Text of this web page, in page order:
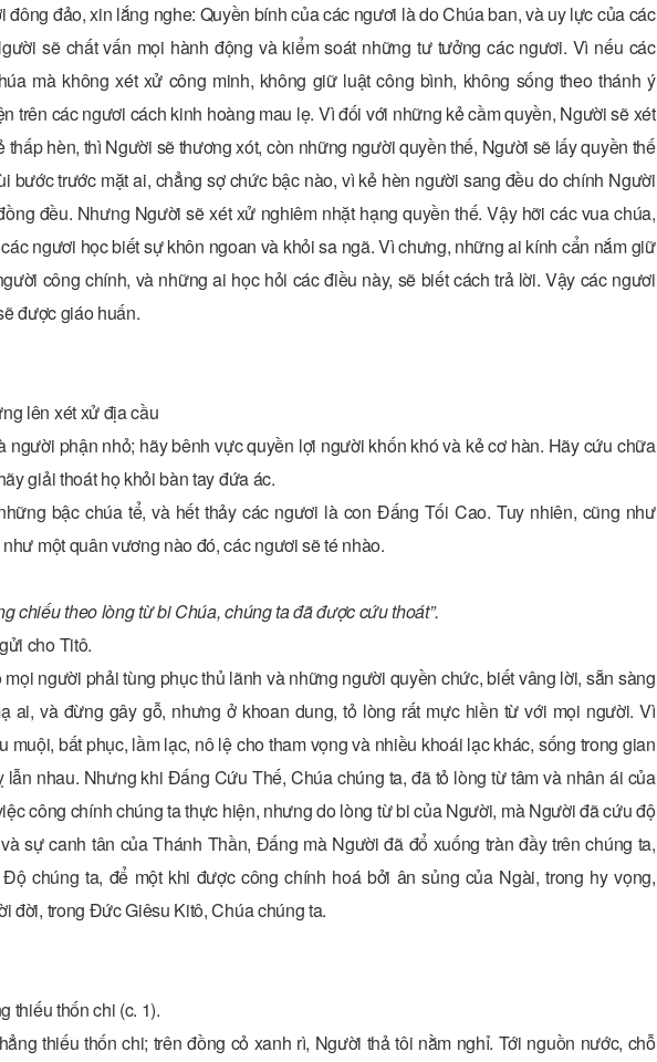
đảo, xin lắng nghe: Quyền bính của các ngươi là do Chúa ban, và uy lực của các
sẽ chất vấn mọi hành động và kiểm soát những tư tưởng các ngươi. Vì nếu các
mà không xét xử công minh, không giữ luật công bình, không sống theo thánh ý
trên các ngươi cách kinh hoàng mau lẹ. Vì đối với những kẻ cầm quyền, Người sẽ xét
hèn, thì Người sẽ thương xót, còn những người quyền thế, Người sẽ lấy quyền thế
bước trước mặt ai, chẳng sợ chức bậc nào, vì kẻ hèn người sang đều do chính Người
đều. Nhưng Người sẽ xét xử nghiêm nhặt hạng quyền thế. Vậy hỡi các vua chúa,
ngươi học biết sự khôn ngoan và khỏi sa ngã. Vì chưng, những ai kính cẩn nắm giữ
công chính, và những ai học hỏi các điều này, sẽ biết cách trả lời. Vậy các ngươi
được giáo huấn.
lên xét xử địa cầu
người phận nhỏ; hãy bênh vực quyền lợi người khốn khó và kẻ cơ hàn. Hãy cứu chữa
giải thoát họ khỏi bàn tay đứa ác.
bậc chúa tể, và hết thảy các ngươi là con Ðấng Tối Cao. Tuy nhiên, cũng như
một quân vương nào đó, các ngươi sẽ té nhào.
chiếu theo lòng từ bi Chúa, chúng ta đã được cứu thoát”.
cho Titô.
người phải tùng phục thủ lãnh và những người quyền chức, biết vâng lời, sẵn sàng
ai, và đừng gây gỗ, nhưng ở khoan dung, tỏ lòng rất mực hiền từ với mọi người. Vì
muội, bất phục, lầm lạc, nô lệ cho tham vọng và nhiều khoái lạc khác, sống trong gian
lẫn nhau. Nhưng khi Ðấng Cứu Thế, Chúa chúng ta, đã tỏ lòng từ tâm và nhân ái của
công chính chúng ta thực hiện, nhưng do lòng từ bi của Người, mà Người đã cứu độ
sự canh tân của Thánh Thần, Ðấng mà Người đã đổ xuống tràn đầy trên chúng ta,
chúng ta, để một khi được công chính hoá bởi ân sủng của Ngài, trong hy vọng,
đời, trong Ðức Giêsu Kitô, Chúa chúng ta.
thiếu thốn chi (c. 1).
thiếu thốn chi; trên đồng cỏ xanh rì, Người thả tôi nằm nghỉ. Tới nguồn nước, chỗ